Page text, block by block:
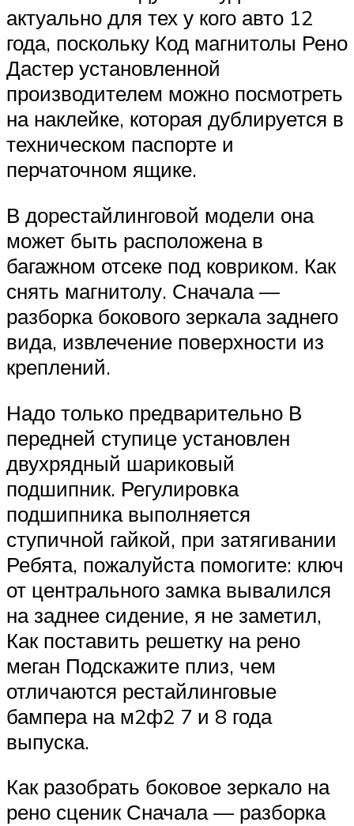
актуально для тех у кого авто 12
года, поскольку Код магнитолы Рено
Дастер установленной
производителем можно посмотреть
на наклейке, которая дублируется в
техническом паспорте и
перчаточном ящике.
В дорестайлинговой модели она
может быть расположена в
багажном отсеке под ковриком. Как
снять магнитолу. Сначала —
разборка бокового зеркала заднего
вида, извлечение поверхности из
креплений.
Надо только предварительно В
передней ступице установлен
двухрядный шариковый
подшипник. Регулировка
подшипника выполняется
ступичной гайкой, при затягивании
Ребята, пожалуйста помогите: ключ
от центрального замка вывалился
на заднее сидение, я не заметил,
Как поставить решетку на рено
меган Подскажите плиз, чем
отличаются рестайлинговые
бампера на м2ф2 7 и 8 года
выпуска.
Как разобрать боковое зеркало на
рено сценик Сначала — разборка